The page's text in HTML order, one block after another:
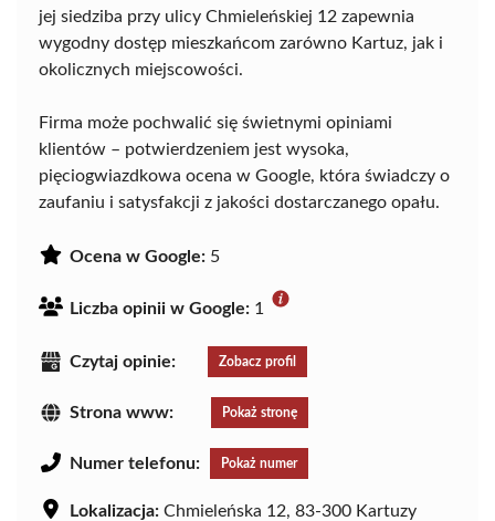
jej siedziba przy ulicy Chmieleńskiej 12 zapewnia
wygodny dostęp mieszkańcom zarówno Kartuz, jak i
okolicznych miejscowości.
Firma może pochwalić się świetnymi opiniami
klientów – potwierdzeniem jest wysoka,
pięciogwiazdkowa ocena w Google, która świadczy o
zaufaniu i satysfakcji z jakości dostarczanego opału.
Ocena w Google: 5
Liczba opinii w Google: 1
Czytaj opinie: Zobacz profil
Strona www: Pokaż stronę
Numer telefonu: Pokaż numer
Lokalizacja: Chmieleńska 12, 83-300 Kartuzy